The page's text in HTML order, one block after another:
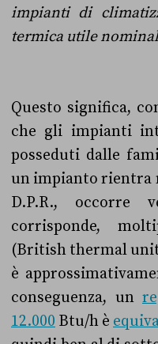
impianti di
termica utile
Questo significa,
che gli impianti
posseduti dalle
un impianto rientra
D.P.R., occorre
corrisponde,
(British thermal unit
è
conseguenza, un
12.000 Btu/h è